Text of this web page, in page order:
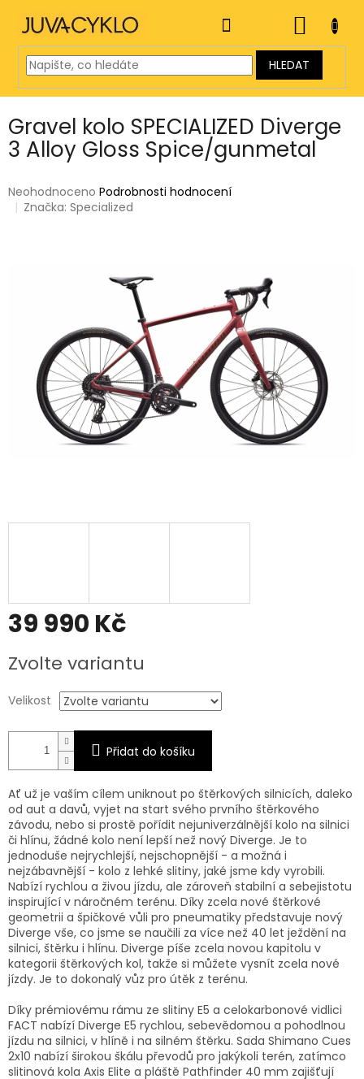
obsah
HLEDAT
KOŠÍK
Gravel kolo SPECIALIZED Diverge
3 Alloy Gloss Spice/gunmetal
Průměrné
hodnocení
Neohodnoceno Podrobnosti hodnocení
Značka:Specialized
39 990 Kč
cena:
Zvolte variantu
Velikost
Přidat do košíku
Ať už je vaším cílem uniknout po štěrkových silnicích, daleko
od aut a davů, vyjet na start svého prvního štěrkového
závodu, nebo si prostě pořídit nejuniverzálnější kolo na silnici
či hlínu, žádné kolo není lepší než nový Diverge. Je to
jednoduše nejrychlejší, nejschopnější - a možná i
nejzábavnější - kolo z lehké slitiny, jaké jsme kdy vyrobili.
Nabízí rychlou a živou jízdu, ale zároveň stabilní a sebejistotu
inspirující v náročném terénu. Díky zcela nové štěrkové
geometrii a špičkové vůli pro pneumatiky představuje nový
Diverge vše, co jsme se naučili za více než 40 let ježdění na
silnici, štěrku i hlínu. Diverge píše zcela novou kapitolu v
kategorii štěrkových kol, takže si můžete vysnít zcela nové
jízdy. Je to dokonalý vůz pro útěk z terénu.
Díky prémiovému rámu ze slitiny E5 a celokarbonové vidlici
FACT nabízí Diverge E5 rychlou, sebevědomou a pohodlnou
jízdu na silnici, v hlíně i na silném štěrku. Sada Shimano Cues
2x10 nabízí širokou škálu převodů pro jakýkoli terén, zatímco
slitinová kola Axis Elite a pláště Pathfinder 40 mm zajišťují